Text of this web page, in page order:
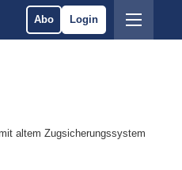
Abo Login
altem Zugsicherungssystem